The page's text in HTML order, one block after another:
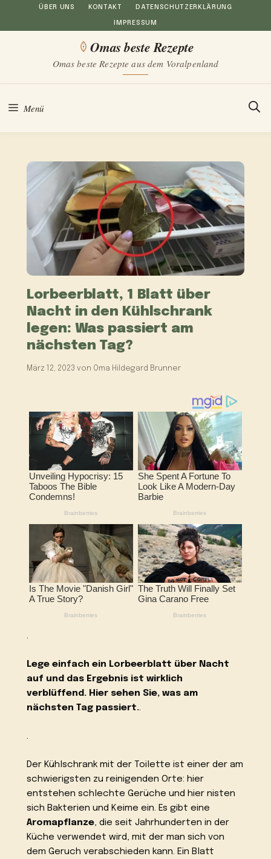
Inhalt
ÜBER UNS KONTAKT DATENSCHUTZERKLÄRUNG
IMPRESSUM
Omas beste Rezepte
Omas beste Rezepte aus dem Voralpenland
Menü
Lorbeerblatt, 1 Blatt über
Nacht in den Kühlschrank
legen: Was passiert am
nächsten Tag?
März 12, 2023 von Oma Hildegard Brunner
.
Lege einfach ein Lorbeerblatt über Nacht
auf und das Ergebnis ist wirklich
verblüffend. Hier sehen Sie, was am
nächsten Tag passiert..
.
Der Kühlschrank mit der Toilette ist einer der am
schwierigsten zu reinigenden Orte: hier
entstehen schlechte Gerüche und hier nisten
sich Bakterien und Keime ein. Es gibt eine
Aromapflanze, die seit Jahrhunderten in der
Küche verwendet wird, mit der man sich von
dem Geruch verabschieden kann. Ein Blatt